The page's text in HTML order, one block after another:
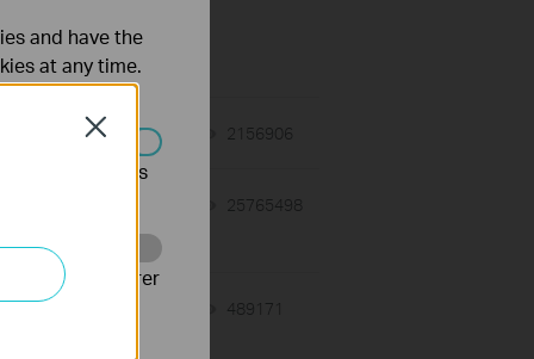
12-19-2018 2156906
25765498
489171
Close
and have the
at any time.
être désactivés
pour améliorer
publicitaires